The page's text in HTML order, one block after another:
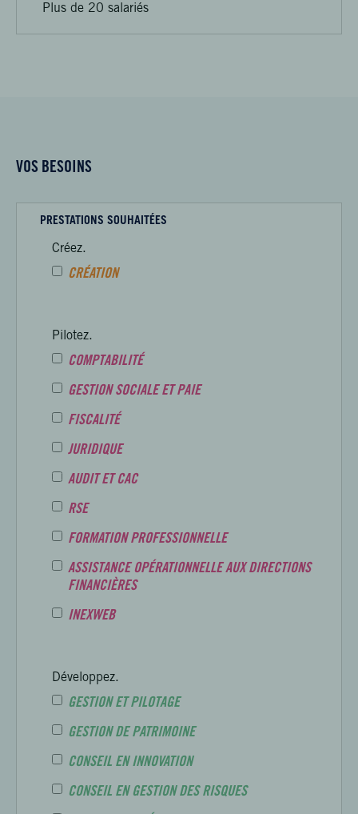
Plus de 20 salariés
VOS BESOINS
PRESTATIONS SOUHAITÉES
Créez.
CRÉATION
Pilotez.
COMPTABILITÉ
GESTION SOCIALE ET PAIE
FISCALITÉ
JURIDIQUE
AUDIT ET CAC
RSE
FORMATION PROFESSIONNELLE
ASSISTANCE OPÉRATIONNELLE AUX DIRECTIONS
FINANCIÈRES
INEXWEB
Développez.
GESTION ET PILOTAGE
GESTION DE PATRIMOINE
CONSEIL EN INNOVATION
CONSEIL EN GESTION DES RISQUES